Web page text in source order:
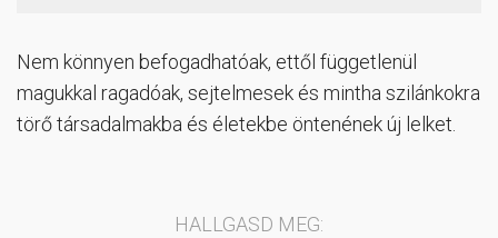
Nem könnyen befogadhatóak, ettől függetlenül
magukkal ragadóak, sejtelmesek és mintha szilánkokra
törő társadalmakba és életekbe öntenének új lelket.
HALLGASD MEG: